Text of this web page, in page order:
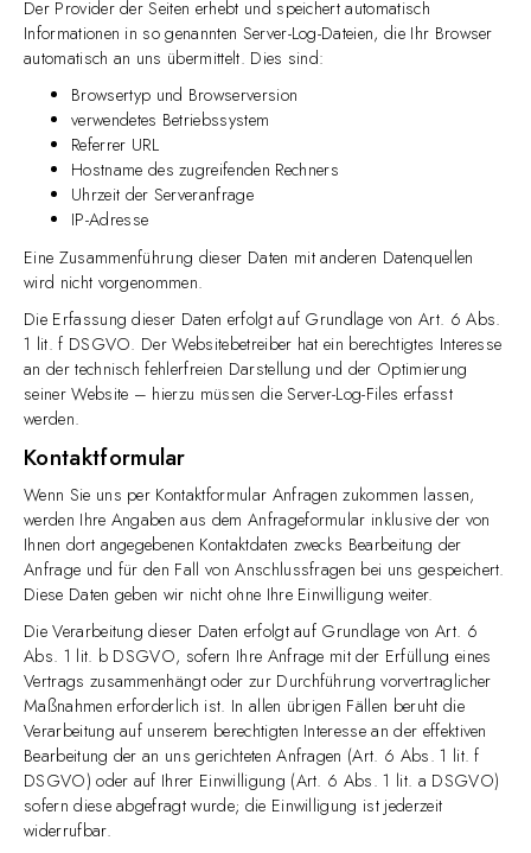
Der Provider der Seiten erhebt und speichert automatisch
Informationen in so genannten Server-Log-Dateien, die Ihr Browser
automatisch an uns übermittelt. Dies sind:
Browsertyp und Browserversion
verwendetes Betriebssystem
Referrer URL
Hostname des zugreifenden Rechners
Uhrzeit der Serveranfrage
IP-Adresse
Eine Zusammenführung dieser Daten mit anderen Datenquellen
wird nicht vorgenommen.
Die Erfassung dieser Daten erfolgt auf Grundlage von Art. 6 Abs.
1 lit. f DSGVO. Der Websitebetreiber hat ein berechtigtes Interesse
an der technisch fehlerfreien Darstellung und der Optimierung
seiner Website – hierzu müssen die Server-Log-Files erfasst
werden.
Kontaktformular
Wenn Sie uns per Kontaktformular Anfragen zukommen lassen,
werden Ihre Angaben aus dem Anfrageformular inklusive der von
Ihnen dort angegebenen Kontaktdaten zwecks Bearbeitung der
Anfrage und für den Fall von Anschlussfragen bei uns gespeichert.
Diese Daten geben wir nicht ohne Ihre Einwilligung weiter.
Die Verarbeitung dieser Daten erfolgt auf Grundlage von Art. 6
Abs. 1 lit. b DSGVO, sofern Ihre Anfrage mit der Erfüllung eines
Vertrags zusammenhängt oder zur Durchführung vorvertraglicher
Maßnahmen erforderlich ist. In allen übrigen Fällen beruht die
Verarbeitung auf unserem berechtigten Interesse an der effektiven
Bearbeitung der an uns gerichteten Anfragen (Art. 6 Abs. 1 lit. f
DSGVO) oder auf Ihrer Einwilligung (Art. 6 Abs. 1 lit. a DSGVO)
sofern diese abgefragt wurde; die Einwilligung ist jederzeit
widerrufbar.